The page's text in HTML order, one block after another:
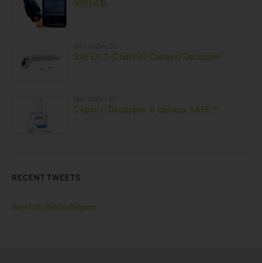
NIRLAB
SAFE® 1-Channel Capper/Decapper
Capper/Decapper 8 canaux SAFE®
RECENT TWEETS
Tweets by BeldicoBelgium